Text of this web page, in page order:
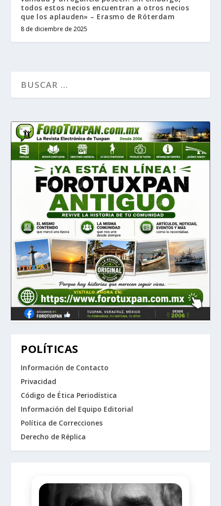
todos estos necios encuentran a otros necios
que los aplauden» – Erasmo de Róterdam
8 de diciembre de 2025
POLÍTICAS
Información de Contacto
Privacidad
Código de Ética Periodística
Información del Equipo Editorial
Política de Correcciones
Derecho de Réplica